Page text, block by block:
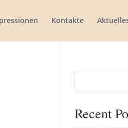
Kontakte
Recent